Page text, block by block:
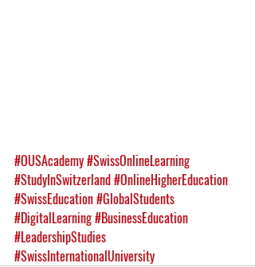
#OUSAcademy#SwissOnlineLearning
#StudyInSwitzerland#OnlineHigherEducation
#SwissEducation#GlobalStudents
#DigitalLearning#BusinessEducation
#LeadershipStudies
#SwissInternationalUniversity